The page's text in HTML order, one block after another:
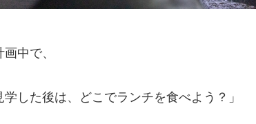
中で、
学した後は、どこでランチを食べよう？」